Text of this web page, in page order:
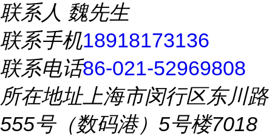
联系人 魏先生
联系手机18918173136
联系电话86-021-52969808
所在地址上海市闵行区东川路
555号（数码港）5号楼7018